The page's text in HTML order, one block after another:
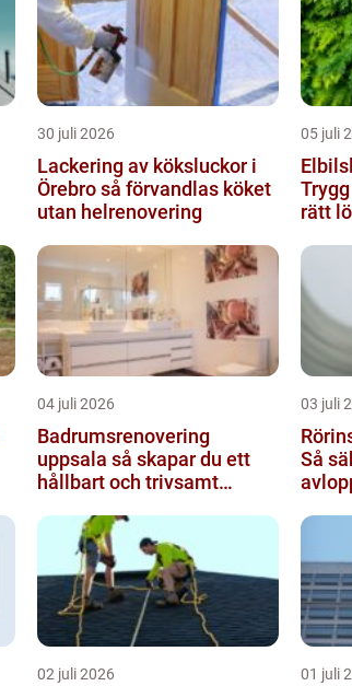
30 juli 2026
Lackering av köksluckor i
Örebro så förvandlas köket
utan helrenovering
05 juli
rätt
04 juli 2026
Badrumsrenovering
uppsala så skapar du ett
hållbart och trivsamt
03 juli
Så
02 juli 2026 01 juli